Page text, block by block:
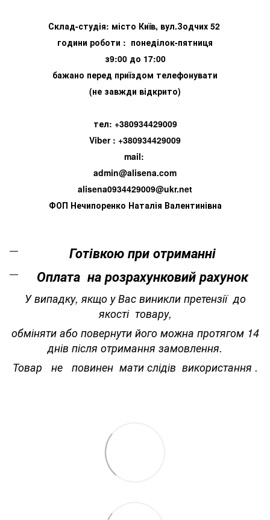
Склад-студія: місто Київ, вул.Зодчих 52
години роботи : понеділок-пятниця
з9:00 до 17:00
бажано перед приїздом телефонувати
(не завжди відкрито)
тел: +380934429009
Viber : +380934429009
mail:
admin@alisena.com
alisena0934429009@ukr.net
ФОП Нечипоренко Наталія Валентинівна
Готівкою при отриманні
Оплата на розрахунковий рахунок
У випадку, якщо у Вас виникли претензії до
якості товару,
обміняти або повернути його можна протягом 14
днів після отримання замовлення.
Товар не повинен мати слідів використання .